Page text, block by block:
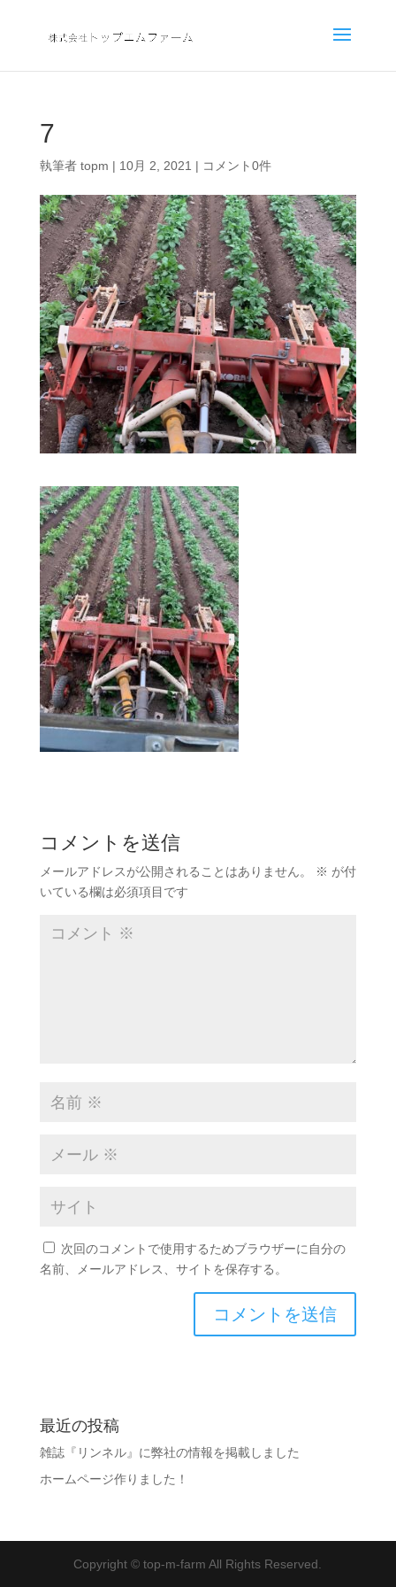
7
執筆者 topm | 10月 2, 2021 | コメント0件
コメントを送信
メールアドレスが公開されることはありません。 ※ が付
いている欄は必須項目です
次回のコメントで使用するためブラウザーに自分の
名前、メールアドレス、サイトを保存する。
最近の投稿
雑誌『リンネル』に弊社の情報を掲載しました
ホームページ作りました！
Copyright © top-m-farm All Rights Reserved.